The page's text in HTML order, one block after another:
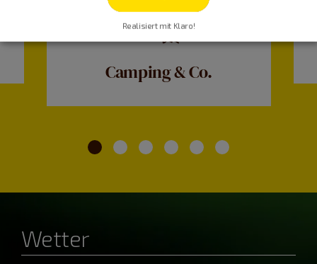
Camping & Co.
Wetter
Realisiert mit Klaro!